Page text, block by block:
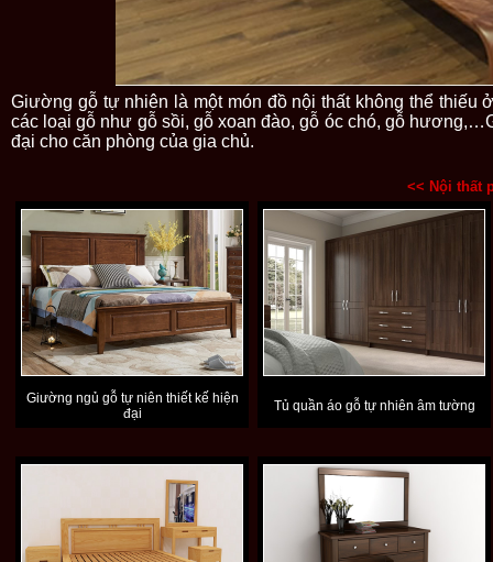
Giường gỗ tự nhiên là một món đồ nội thất không thể
các loại gỗ như gỗ sồi, gỗ xoan đào, gỗ óc chó, gỗ
đại cho căn phòng của gia chủ.
<< Nội thất
Giường ngủ gỗ tự niên thiết kế hiện
đại
Tủ quần áo gỗ tự nhiên âm tường